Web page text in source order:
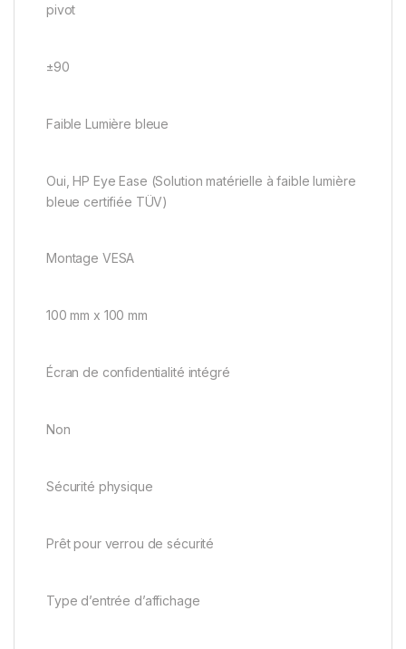
pivot
±90
Faible Lumière bleue
Oui, HP Eye Ease (Solution matérielle à faible lumière
bleue certifiée TÜV)
Montage VESA
100 mm x 100 mm
Écran de confidentialité intégré
Non
Sécurité physique
Prêt pour verrou de sécurité
Type d’entrée d’affichage